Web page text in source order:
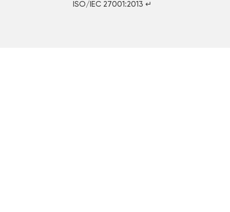
ISO/IEC 27001:2013 ↵​